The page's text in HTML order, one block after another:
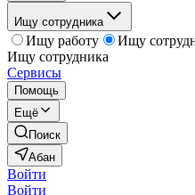
Ищу сотрудника
Ищу работу
Ищу
Ищу сотрудника
Сервисы
Помощь
Ещё
Поиск
Абан
Войти
Войти